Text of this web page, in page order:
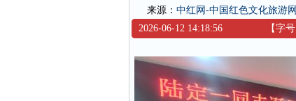
来源： 中红网-中国红色文化旅游网
2026-06-12 14:18:56
【字号